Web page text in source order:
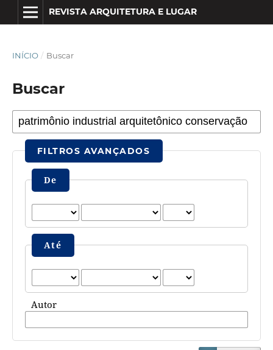
REVISTA ARQUITETURA E LUGAR
INÍCIO / Buscar
Buscar
FILTROS AVANÇADOS
De
Até
Autor